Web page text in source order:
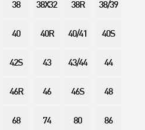
38 38X32 38R 38/39
40 40R 40/41 40S
42S 43 43/44 44
46R 46 46S 48
68 74 80 86